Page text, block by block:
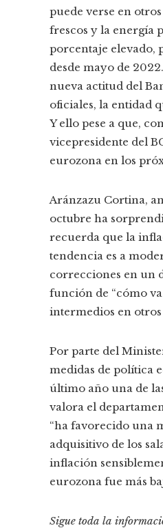
puede verse en
frescos y la energía
porcentaje elevado,
desde mayo de
nueva actitud del
oficiales, la entidad
Y ello pese a que,
vicepresidente del
eurozona en los
Aránzazu Cortina,
octubre ha
recuerda que la
tendencia es a
correcciones en un
función de “cómo
intermedios en otros
Por parte del
medidas de política
último año una de
valora el
“ha favorecido una
adquisitivo de los
inflación
eurozona fue más
Sigue toda la